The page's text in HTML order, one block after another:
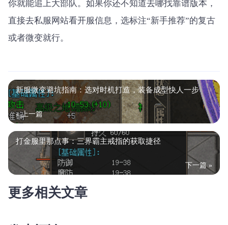
你就能追上大部队。如果你还不知道去哪找靠谱版本，
直接去私服网站看开服信息，选标注“新手推荐”的复古
或者微变就行。
新服微变避坑指南：选对时机打造，装备成型快人一步
« 上一篇
打金服里那点事：三界霸主戒指的获取捷径
下一篇 »
更多相关文章